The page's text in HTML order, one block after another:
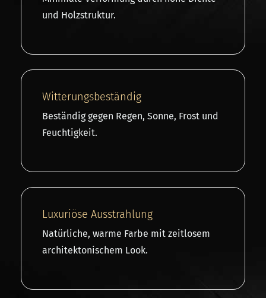
und Holzstruktur.
Witterungsbeständig
Beständig gegen Regen, Sonne, Frost und
Feuchtigkeit.
Luxuriöse Ausstrahlung
Natürliche, warme Farbe mit zeitlosem
architektonischem Look.